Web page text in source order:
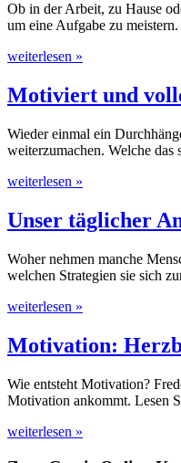
Ob in der Arbeit, zu Hause
um eine Aufgabe zu
weiterlesen »
Motiviert und
Wieder einmal ein
weiterzumachen. Welche
weiterlesen »
Unser täglicher
Woher nehmen manche
welchen Strategien sie sich
weiterlesen »
Motivation:
Wie entsteht Motivation?
Motivation ankommt. Lesen
weiterlesen »